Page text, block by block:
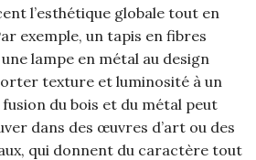
l’esthétique globale tout en
exemple, un tapis en fibres
lampe en métal au design
texture et luminosité à un
du bois et du métal peut
dans des œuvres d’art ou des
qui donnent du caractère tout